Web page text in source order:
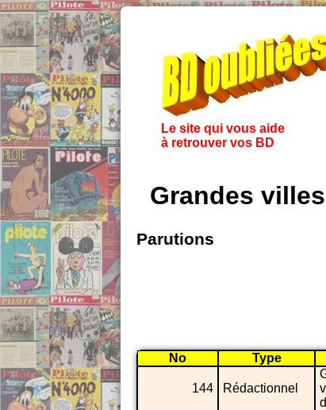
Le site qui vous aide
à retrouver vos BD
Grandes
Parutions
No Type
144 Rédactionnel